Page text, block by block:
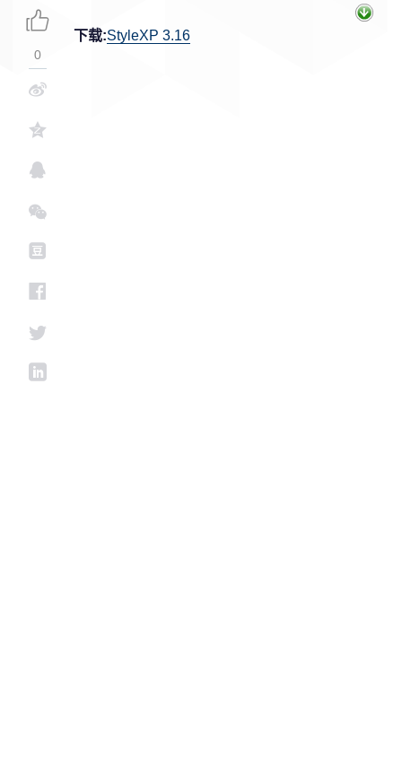
下载:StyleXP 3.16
0